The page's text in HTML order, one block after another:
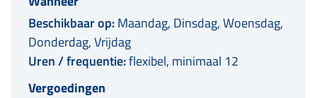
Beschikbaar op:Maandag, Dinsdag, Woensdag,
Donderdag, Vrijdag
Uren / frequentie:flexibel, minimaal 12
Vergoedingen